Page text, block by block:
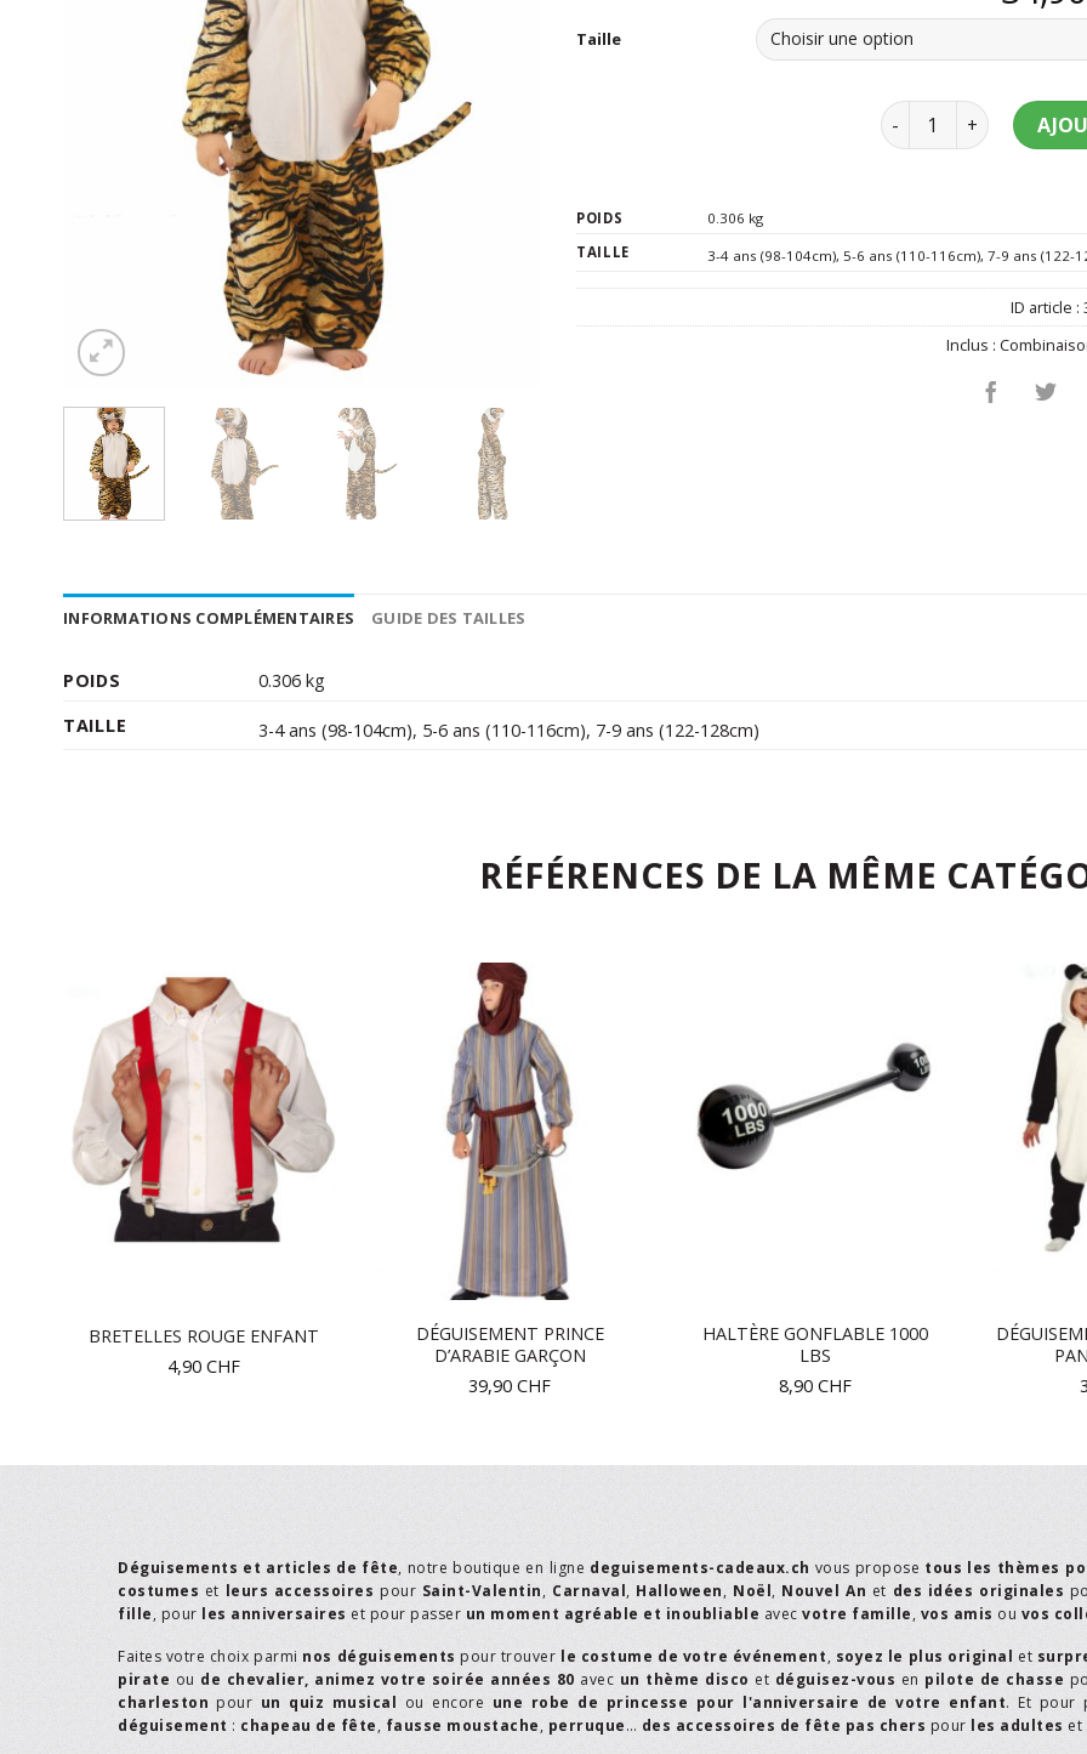
Taille
quantité de
POIDS
0.306 kg
TAILLE
3-4 ans (98-104cm), 5-6 ans (110-116cm),7-9 ans (122-
ID article :
Inclus :
INFORMATIONS COMPLÉMENTAIRES GUIDE DES TAILLES
POIDS
0.306 kg
TAILLE
3-4 ans (98-104cm), 5-6 ans (110-116cm), 7-9 ans (122-128cm)
RÉFÉRENCES DE LA MÊME
BRETELLES ROUGE ENFANT
4,90 CHF
DÉGUISEMENT PRINCE
D’ARABIE GARÇON
39,90 CHF
HALTÈRE GONFLABLE 1000
LBS
8,90 CHF
Déguisements et articles de fête, notre boutique en ligne deguisements-cadeaux.ch vous propose tous les thèmes
costumes et leurs accessoires pour Saint-Valentin, Carnaval, Halloween, Noël, Nouvel An et des idées originales
fille, pour les anniversaires et pour passer un moment agréable et inoubliable avec votre famille, vos amis ou vos
Faites votre choix parmi nos déguisements pour trouver le costume de votre événement, soyez le plus original et
pirate ou de chevalier, animez votre soirée années 80 avec un thème disco et déguisez-vous en pilote de chasse
charleston pour un quiz musical ou encore une robe de princesse pour l'anniversaire de votre enfant. Et pour
déguisement : chapeau de fête, fausse moustache, perruque… des accessoires de fête pas chers pour les adultes et